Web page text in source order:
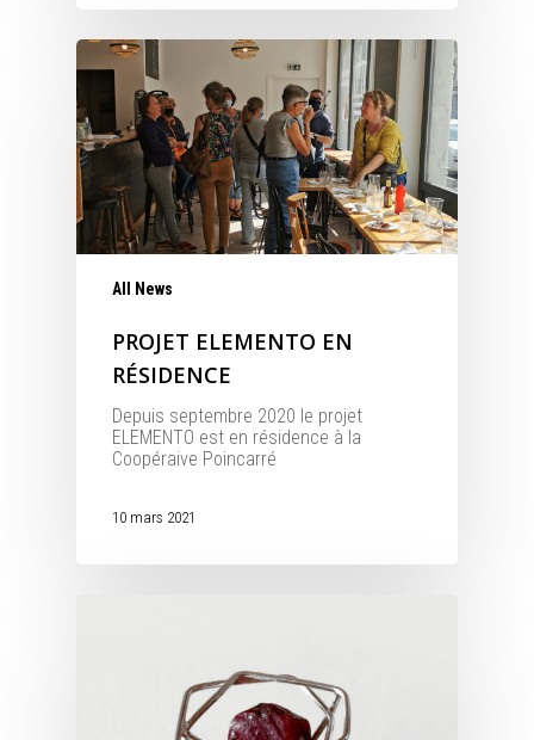
All News
PROJET ELEMENTO EN
RÉSIDENCE
Depuis septembre 2020 le projet
ELEMENTO est en résidence à la
Coopéraive Poincarré
10 mars 2021